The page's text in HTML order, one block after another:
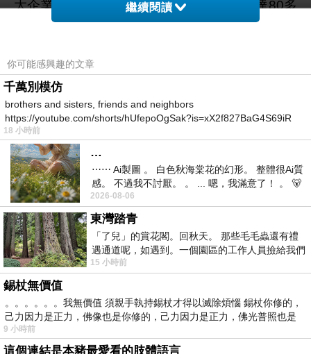
大企業北汽福田的知名供應商，配件型號達80多
種，而且裝配周期短，最害怕的是停電，讓他最
值四五十萬，一刻不能斷電，一旦停電，就成瞭
廢物，真佘不起。”他給筆者算瞭一筆賬：如果停
一分鐘的電，企業就損失12債務
是最好的服務。寒亭供電公司始終堅持這一理
念，想企業所想，急企業所急，解企業所盼。公
司每年制訂春、秋兩季檢修計劃，都事先征求企
業意見，給企業留足調休時間。開展帶電檢修、
錯時檢修，盡最大力量保證企業正常生產。定期
組織技術人員上門診斷用電疑難問題，幫助制訂
節能技改措施，給企業提供節能增效“金點
子”。“今年夏天雷雨季節，我三天兩頭看到王師
傅路經門口巡線，我們的電工不方便的時候，他
隨叫隨到，忙完就走，我開會就要求員工們向他
學習……” 年已58歲負責郭工線的開元供電所王
繼續閱讀
你可能感興趣的文章
千萬別模仿
brothers and sisters, friends and neighbors
https://youtube.com/shorts/hUfepoOgSak?is=xX2f827BaG4S69iR
https
18 小時前
…
⋯⋯ Ai製圖 。 白色秋海棠花的幻形。 整體很Ai質
感。 不過我不討厭。 。 ... 嗯，我滿意了！ 。 🐻
昨中
2026-08-06
東灣踏青
「了兒」的賞花閣。回秋天。 那些毛毛蟲還有禮
遇通道呢，如遇到。一個園區的工作人員撿給我們
細賞。
15 小時前
錫杖無價值
。。。。。。我無價值 須親手執持錫杖才得以滅除煩惱 錫杖你修的，
己力因力是正力，佛像也是你修的，己力因力是正力，佛光普照也是
9 小時前
這個連結是本豬最愛看的肢體語言